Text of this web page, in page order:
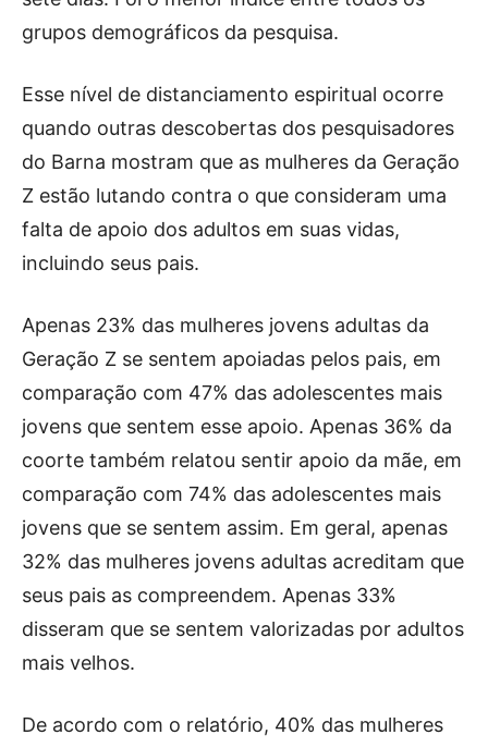
grupos demográficos da pesquisa.
Esse nível de distanciamento espiritual ocorre
quando outras descobertas dos pesquisadores
do Barna mostram que as mulheres da Geração
Z estão lutando contra o que consideram uma
falta de apoio dos adultos em suas vidas,
incluindo seus pais.
Apenas 23% das mulheres jovens adultas da
Geração Z se sentem apoiadas pelos pais, em
comparação com 47% das adolescentes mais
jovens que sentem esse apoio. Apenas 36% da
coorte também relatou sentir apoio da mãe, em
comparação com 74% das adolescentes mais
jovens que se sentem assim. Em geral, apenas
32% das mulheres jovens adultas acreditam que
seus pais as compreendem. Apenas 33%
disseram que se sentem valorizadas por adultos
mais velhos.
De acordo com o relatório, 40% das mulheres